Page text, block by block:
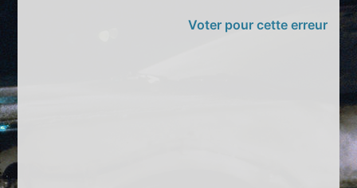
Voter pour cette erreur